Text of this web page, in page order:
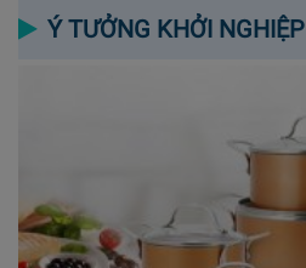
Ý TƯỞNG KHỞI NGHIỆP